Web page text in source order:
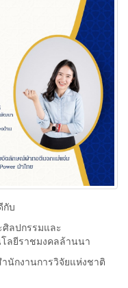
กับ
ลปกรรมและ
ลยีราชมงคลล้านนา
นักงานการวิจัยแห่งชาติ